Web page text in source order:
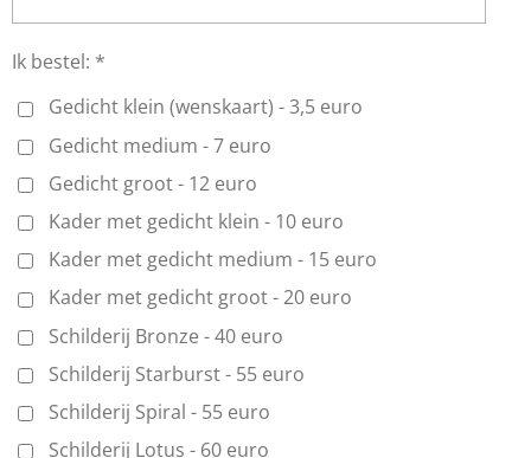
Ik bestel: *
Gedicht klein (wenskaart) - 3,5 euro
Gedicht medium - 7 euro
Gedicht groot - 12 euro
Kader met gedicht klein - 10 euro
Kader met gedicht medium - 15 euro
Kader met gedicht groot - 20 euro
Schilderij Bronze - 40 euro
Schilderij Starburst - 55 euro
Schilderij Spiral - 55 euro
Schilderij Lotus - 60 euro